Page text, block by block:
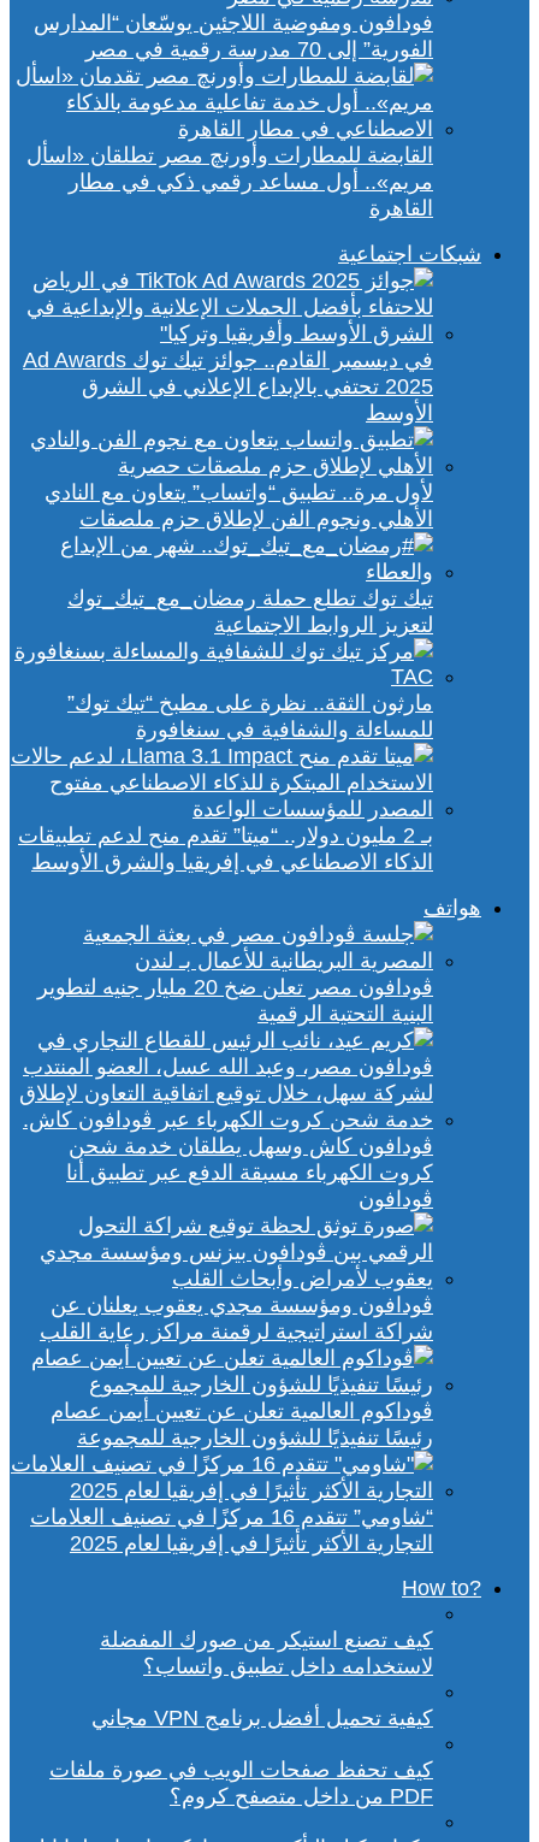
فودافون ومفوضية اللاجئين يوسّعان “المدارس
الفورية” إلى 70 مدرسة رقمية في مصر
القابضة للمطارات وأورنچ مصر تطلقان «اسأل
مريم».. أول مساعد رقمي ذكي في مطار
القاهرة
شبكات اجتماعية
في ديسمبر القادم.. جوائز تيك توك Ad Awards
2025 تحتفي بالإبداع الإعلاني في الشرق
الأوسط
لأول مرة.. تطبيق “واتساب” يتعاون مع النادي
الأهلي ونجوم الفن لإطلاق حزم ملصقات
تيك توك تطلع حملة رمضان_مع_تيك_توك
لتعزيز الروابط الاجتماعية
مارثون الثقة.. نظرة على مطبخ “تيك توك”
للمساءلة والشفافية في سنغافورة
بـ 2 مليون دولار.. “ميتا” تقدم منح لدعم تطبيقات
الذكاء الاصطناعي في إفريقيا والشرق الأوسط
هواتف
ڤودافون مصر تعلن ضخ 20 مليار جنيه لتطوير
البنية التحتية الرقمية
ڤودافون كاش وسهل يطلقان خدمة شحن
كروت الكهرباء مسبقة الدفع عبر تطبيق أنا
ڤودافون
ڤودافون ومؤسسة مجدي يعقوب يعلنان عن
شراكة استراتيجية لرقمنة مراكز رعاية القلب
ڤوداكوم العالمية تعلن عن تعيين أيمن عصام
رئيسًا تنفيذيًا للشؤون الخارجية للمجموعة
“شاومي” تتقدم 16 مركزًا في تصنيف العلامات
التجارية الأكثر تأثيرًا في إفريقيا لعام 2025
?How to
كيف تصنع استيكر من صورك المفضلة
لاستخدامه داخل تطبيق واتساب؟
كيفية تحميل أفضل برنامج VPN مجاني
كيف تحفظ صفحات الويب في صورة ملفات
PDF من داخل متصفح كروم؟